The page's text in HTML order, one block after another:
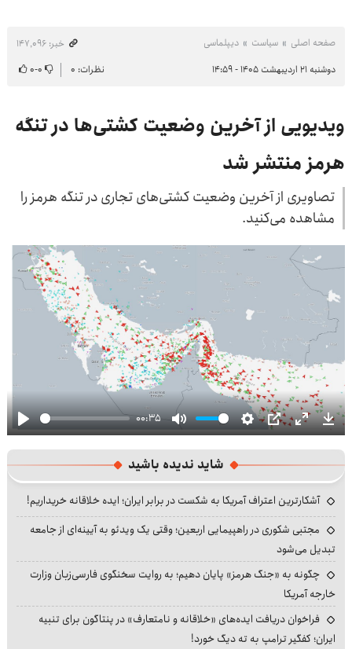
صفحه اصلی سیاست دیپلماسی
خبر: ۱۴۷٬۰۹۶
دوشنبه ۲۱ اردیبهشت ۱۴۰۵ - ۱۴:۵۹
نظرات: ۰ ۰-۰
ویدیویی از آخرین وضعیت کشتی‌ها در تنگه
هرمز منتشر شد
تصاویری از آخرین وضعیت کشتی‌های تجاری در تنگه هرمز را
مشاهده می‌کنید.
Play
00:35
Mute Settings
PIP Enter
شاید ندیده باشید
آشکارترین اعتراف آمریکا به شکست در برابر ایران؛ ایده خلاقانه خریداریم!
مجتبی شکوری در راهپیمایی اربعین؛ وقتی یک ویدئو به آیینه‌ای از جامعه
تبدیل می‌شود
چگونه به «جنگ هرمز» پایان دهیم؛ به روایت سخنگوی فارسی‌زبان وزارت
خارجه آمریکا
فراخوان دریافت ایده‌های «خلاقانه و نامتعارف» در پنتاگون برای تنبیه
ایران؛ کفگیر ترامپ به ته دیگ خورد!